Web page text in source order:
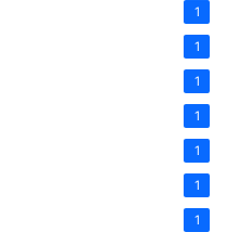
1
1
1
1
1
1
1